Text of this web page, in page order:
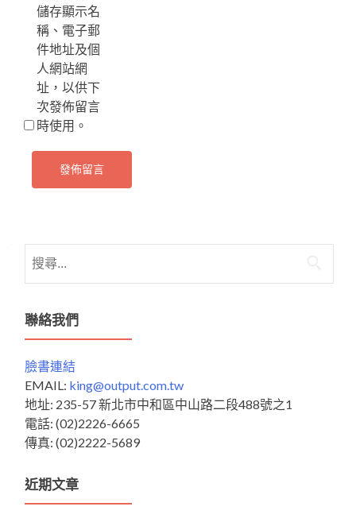
儲存顯示名
稱、電子郵
件地址及個
人網站網
址，以供下
次發佈留言
時使用。
尋
鍵
字:
聯絡我們
臉書連結
EMAIL: king@output.com.tw
地址: 235-57 新北市中和區中山路二段488號之1
電話: (02)2226-6665
傳真: (02)2222-5689
近期文章